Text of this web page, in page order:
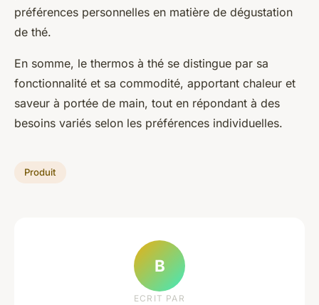
préférences personnelles en matière de dégustation
de thé.
En somme, le thermos à thé se distingue par sa
fonctionnalité et sa commodité, apportant chaleur et
saveur à portée de main, tout en répondant à des
besoins variés selon les préférences individuelles.
Produit
B
ECRIT PAR